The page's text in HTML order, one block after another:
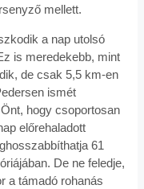
mellett.
a nap utolsó
is meredekebb, mint
de csak 5,5 km-en
ismét
hogy csoportosan
előrehaladott
61
De ne feledje,
a támadó rohanás